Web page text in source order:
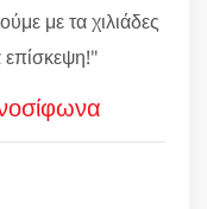
με τα χιλιάδες
επίσκεψη!"